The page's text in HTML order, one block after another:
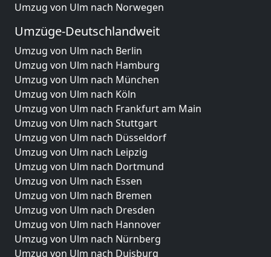
Umzug von Ulm nach Norwegen
Umzüge-Deutschlandweit
Umzug von Ulm nach Berlin
Umzug von Ulm nach Hamburg
Umzug von Ulm nach München
Umzug von Ulm nach Köln
Umzug von Ulm nach Frankfurt am Main
Umzug von Ulm nach Stuttgart
Umzug von Ulm nach Düsseldorf
Umzug von Ulm nach Leipzig
Umzug von Ulm nach Dortmund
Umzug von Ulm nach Essen
Umzug von Ulm nach Bremen
Umzug von Ulm nach Dresden
Umzug von Ulm nach Hannover
Umzug von Ulm nach Nürnberg
Umzug von Ulm nach Duisburg